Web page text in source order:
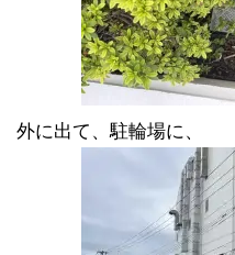
外に出て、駐輪場に、